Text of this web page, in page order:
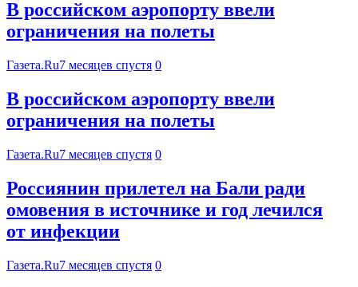
В российском аэропорту ввели
ограничения на полеты
Газета.Ru7 месяцев спустя 0
В российском аэропорту ввели
ограничения на полеты
Газета.Ru7 месяцев спустя 0
Россиянин прилетел на Бали ради
омовения в источнике и год лечился
от инфекции
Газета.Ru7 месяцев спустя 0